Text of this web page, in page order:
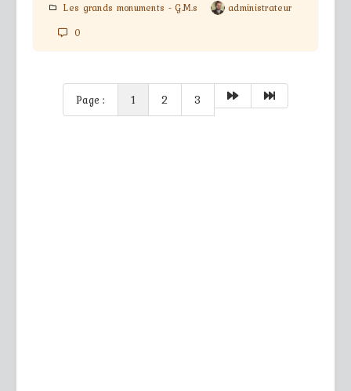
Les grands monuments - G.M.s
administrateur
0
Page : 1 2 3